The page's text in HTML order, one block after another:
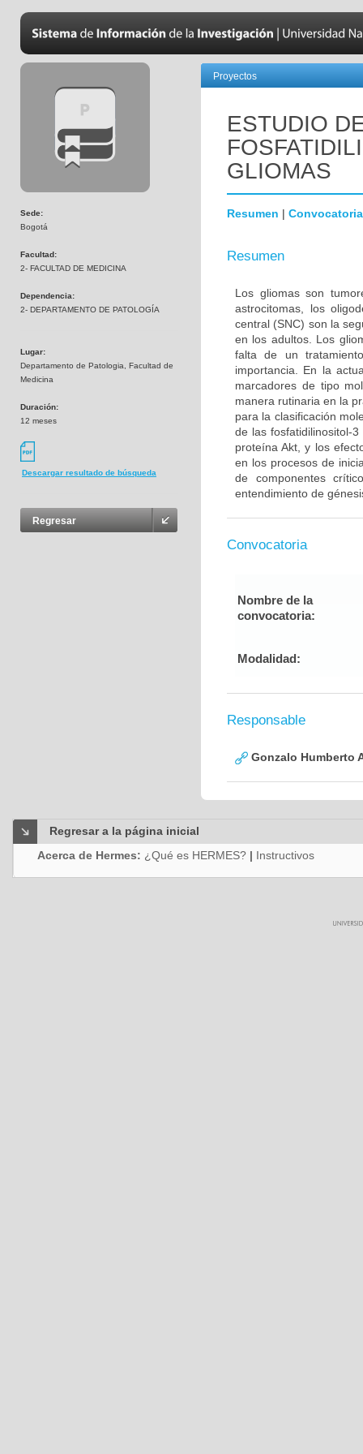
Sede:
Bogotá
Facultad:
2- FACULTAD DE MEDICINA
Dependencia:
2- DEPARTAMENTO DE PATOLOGÍA
Lugar:
Departamento de Patologia, Facultad de
Medicina
Duración:
12 meses
Descargar resultado de búsqueda
Regresar
Proyectos
ESTUDIO
GLIOMAS
Resumen | Convocatoria
Resumen
Los gliomas son
astrocitomas, los
central (SNC) son la
en los adultos. Los
falta de un
importancia. En la
marcadores de tipo
manera rutinaria en la
para la clasificación
de las fosfatidilinositol-
proteína Akt, y los
en los procesos de
de componentes
entendimiento de
Convocatoria
Nombre de la
convocatoria:
Modalidad:
Responsable
Gonzalo Humberto
Regresar a la página inicial
Acerca de Hermes: ¿Qué es HERMES? | Instructivos